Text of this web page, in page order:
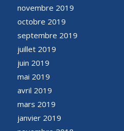
novembre 2019
octobre 2019
septembre 2019
juillet 2019
juin 2019
mai 2019
avril 2019
mars 2019
janvier 2019